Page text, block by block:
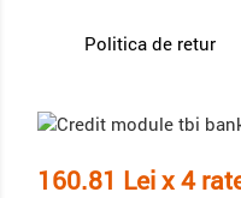
Politica de retur
160.81 Lei x 4